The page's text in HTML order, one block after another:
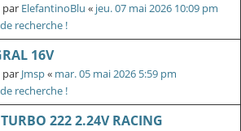
par ElefantinoBlu « jeu. 07 mai 2026 10:09 pm
recherche !
16V
par Jmsp« mar. 05 mai 2026 5:59 pm
recherche !
222 2.24V RACING